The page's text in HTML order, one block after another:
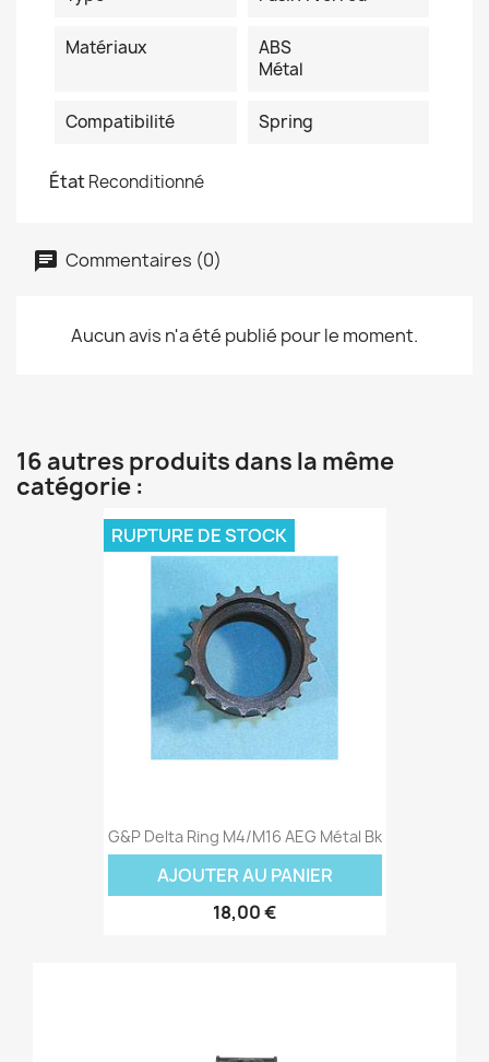
Matériaux
ABS
Métal
Compatibilité Spring
ÉtatReconditionné
Commentaires (0)
Aucun avis n'a été publié pour le moment.
16 autres produits dans la même
catégorie :
G&P Delta Ring M4/M16 AEG Métal Bk
AJOUTER AU PANIER
18,00 €
RUPTURE DE STOCK